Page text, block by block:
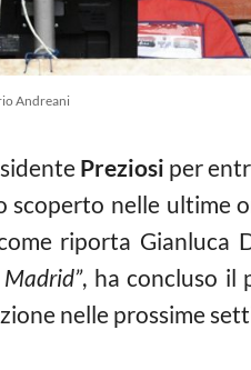
Andreani
Preziosi per
scoperto nelle ultime
riporta Gianluca
, ha concluso il
nelle prossime